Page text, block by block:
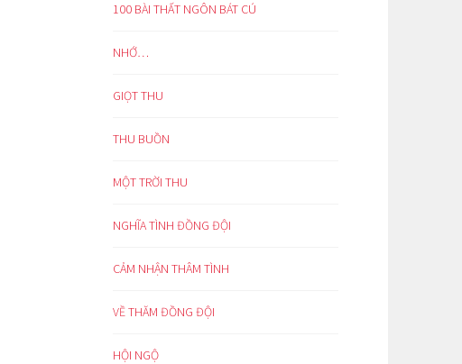
100 BÀI THẤT NGÔN BÁT CÚ
NHỚ…
GIỌT THU
THU BUỒN
MỘT TRỜI THU
NGHĨA TÌNH ĐỒNG ĐỘI
CẢM NHẬN THÂM TÌNH
VỀ THĂM ĐỒNG ĐỘI
HỘI NGỘ